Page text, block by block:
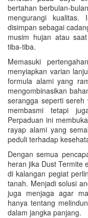
bertahan berbulan-
mengurangi kualitas.
disimpan sebagai
musim hujan atau
tiba-tiba.
Memasuki
menyiapkan varian
formula alami yang
mengombinasikan
serangga seperti
membasmi tetapi
Perpaduan ini
rayap alami yang
peduli terhadap
Dengan semua
heran jika Dust Termite
di kalangan pegiat
tanah. Menjadi solusi
juga menjaga agar
hanya tentang
dalam jangka panjang.